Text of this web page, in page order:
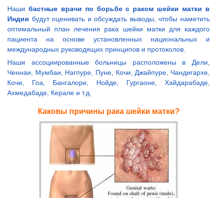
Наши бастные врачи по борьбе с раком шейки матки в
Индии будут оценивать и обсуждать выводы, чтобы наметить
оптимальный план лечения рака шейки матки для каждого
пациента на основе установленных национальных и
международных руководящих принципов и протоколов.
Наши ассоциированные больницы расположены в Дели,
Ченнаи, Мумбаи, Нагпуре, Пуне, Кочи, Джайпуре, Чандигархе,
Кочи, Гоа, Бангалоре, Нойде, Гургаоне, Хайдарабаде,
Ахмедабаде, Керале и т.д.
Каковы причины рака шейки матки?